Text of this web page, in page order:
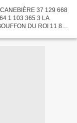
37 129 668
1 103 365 3 LA
DU ROI 11 88